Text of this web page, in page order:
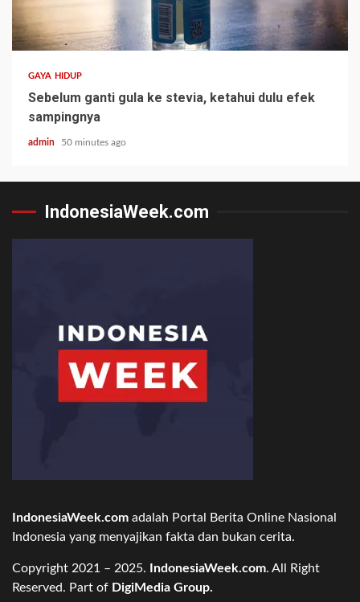
GAYA HIDUP
Sebelum ganti gula ke stevia, ketahui dulu efek
sampingnya
admin 50 minutes ago
IndonesiaWeek.com
IndonesiaWeek.com adalah Portal Berita Online Nasional
Indonesia yang menyajikan fakta dan bukan cerita.
Copyright 2021 – 2025. IndonesiaWeek.com. All Right
Reserved. Part of DigiMedia Group.